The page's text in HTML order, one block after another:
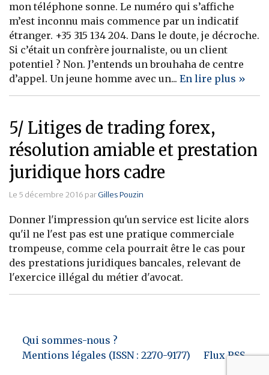
mon téléphone sonne. Le numéro qui s’affiche
m’est inconnu mais commence par un indicatif
étranger. +35 315 134 204. Dans le doute, je décroche.
Si c’était un confrère journaliste, ou un client
potentiel ? Non. J’entends un brouhaha de centre
d’appel. Un jeune homme avec un... En lire plus »
5/ Litiges de trading forex,
résolution amiable et prestation
juridique hors cadre
Le 5 décembre 2016 parGilles Pouzin
Donner l'impression qu'un service est licite alors
qu'il ne l'est pas est une pratique commerciale
trompeuse, comme cela pourrait être le cas pour
des prestations juridiques bancales, relevant de
l'exercice illégal du métier d'avocat.
Qui sommes-nous ?
Mentions légales (ISSN : 2270-9177)
Flux RSS